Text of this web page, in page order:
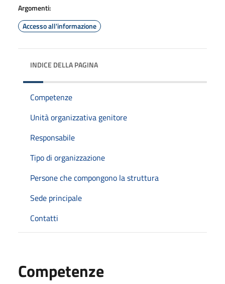
Argomenti:
Accesso all'informazione
INDICE DELLA PAGINA
Competenze
Unità organizzativa genitore
Responsabile
Tipo di organizzazione
Persone che compongono la struttura
Sede principale
Contatti
Competenze